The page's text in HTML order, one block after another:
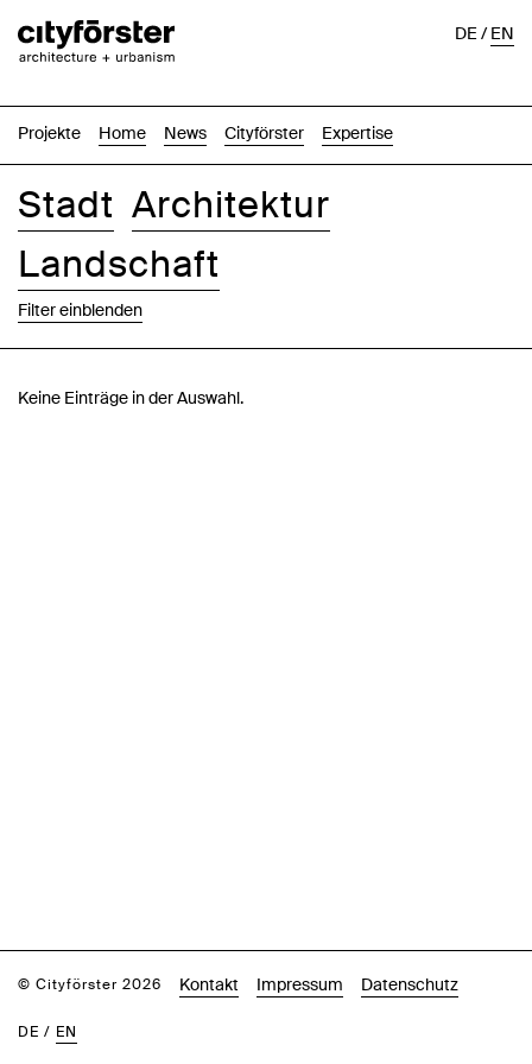
Projekte Home News Cityförster Expertise
DE/EN
Stadt Architektur
Landschaft
Filter einblenden
Keine Einträge in der Auswahl.
© Cityförster 2026 Kontakt Impressum Datenschutz
DE / EN